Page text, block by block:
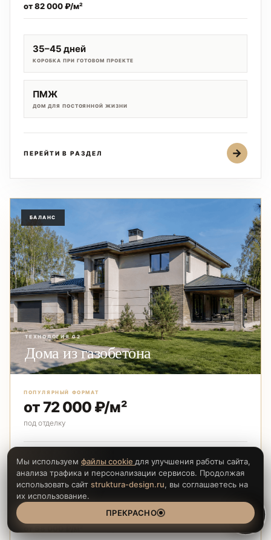
от 82 000 ₽/м²
35–45 дней
КОРОБКА ПРИ ГОТОВОМ ПРОЕКТЕ
ПМЖ
ДОМ ДЛЯ ПОСТОЯННОЙ ЖИЗНИ
ПЕРЕЙТИ В РАЗДЕЛ →
БАЛАНС
ТЕХНОЛОГИЯ 02
Дома из газобетона
ПОПУЛЯРНЫЙ ФОРМАТ
от 72 000 ₽/м²
под отделку
Баланс капитальности, стоимости и архитектурной
свободы. Важно грамотно рассчитать фундамент,
армопояса, фасад и инженерные решения.
от 58 000 ₽/м²
Мы используем файлы cookie для улучшения работы сайта,
анализа трафика и персонализации сервисов. Продолжая
использовать сайт struktura-design.ru, вы соглашаетесь на
их использование.
ПРЕКРАСНО